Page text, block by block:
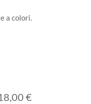
a colori.
€